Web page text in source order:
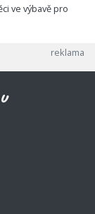
ve výbavě pro